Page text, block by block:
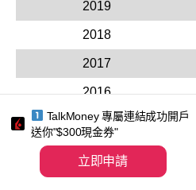
2019
2018
2017
2016
2015
2014
2013
TalkMoney 專屬連結成功開戶
送你"$300現金券"
立即申請